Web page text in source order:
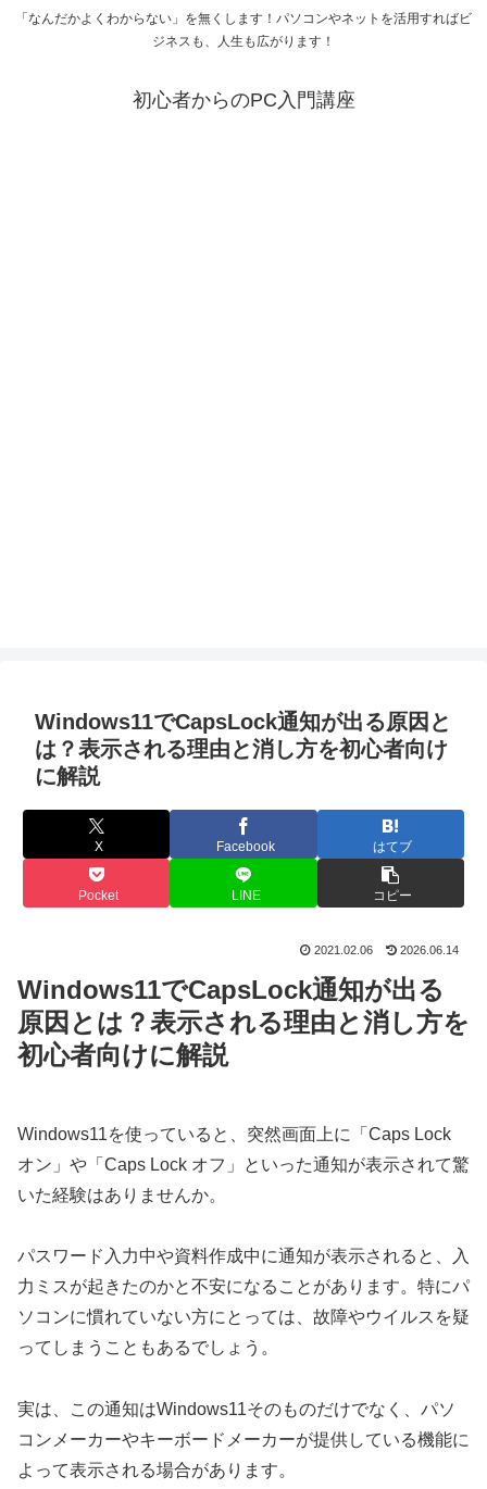
「なんだかよくわからない」を無くします！パソコンやネットを活用すればビ
ジネスも、人生も広がります！
初心者からのPC入門講座
Windows11でCapsLock通知が出る原因と
は？表示される理由と消し方を初心者向け
に解説
X Facebook はてブ
Pocket LINE コピー
2021.02.06 2026.06.14
Windows11でCapsLock通知が出る
原因とは？表示される理由と消し方を
初心者向けに解説
Windows11を使っていると、突然画面上に「Caps Lock
オン」や「Caps Lock オフ」といった通知が表示されて驚
いた経験はありませんか。
パスワード入力中や資料作成中に通知が表示されると、入
力ミスが起きたのかと不安になることがあります。特にパ
ソコンに慣れていない方にとっては、故障やウイルスを疑
ってしまうこともあるでしょう。
実は、この通知はWindows11そのものだけでなく、パソ
コンメーカーやキーボードメーカーが提供している機能に
よって表示される場合があります。